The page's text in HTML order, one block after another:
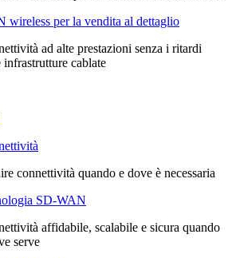
wireless per la vendita al dettaglio
ad alte prestazioni senza i ritardi
infrastrutture cablate
connettività quando e dove è necessaria
SD-WAN
affidabile, scalabile e sicura quando
serve